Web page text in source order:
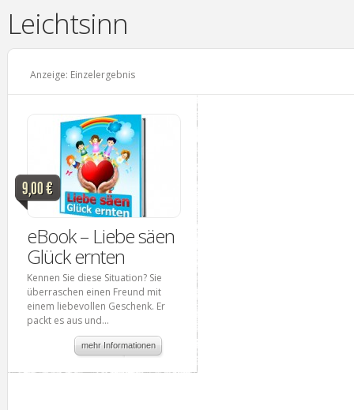
Leichtsinn
Anzeige: Einzelergebnis
9,00 €
eBook – Liebe säen
Glück ernten
Kennen Sie diese Situation? Sie
überraschen einen Freund mit
einem liebevollen Geschenk. Er
packt es aus und...
mehr Informationen